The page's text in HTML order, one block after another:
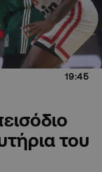
19:45
του